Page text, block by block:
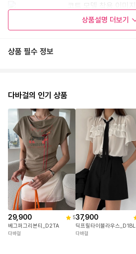
상품설명 더보기
상품 필수 정보
다바걸의 인기 상품
29,900 5
베그퍼그리본티_D2TA
다바걸
37,900
딕프릴타이블라우스_D1BL
다바걸